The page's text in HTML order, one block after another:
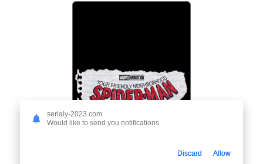
serialy-2023.com
Would like to send you notifications
Discard Allow